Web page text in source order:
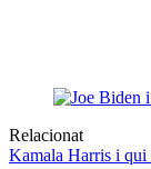
Relacionat
Kamala Harris i qui